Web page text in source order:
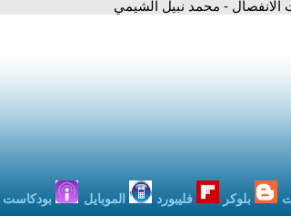
الانفصال - محمد نبيل الشيمي
بلوكر فليبورد الموبايل بودكاست